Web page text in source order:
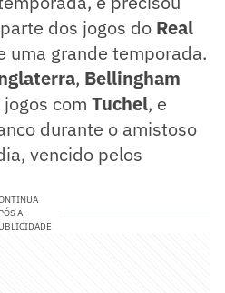
dos jogos do Real
uma grande temporada.
, Bellingham
com Tuchel, e
durante o amistoso
vencido pelos
A